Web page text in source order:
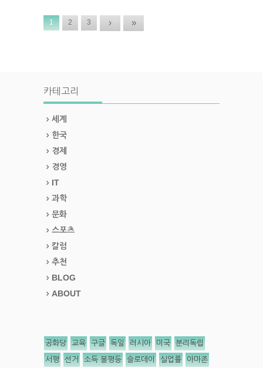
1 2 3 › »
카테고리
세계
한국
경제
경영
IT
과학
문화
스포츠
칼럼
추천
BLOG
ABOUT
공화당 교육 구글 독일 러시아 미국 분리독립
서평 선거 소득 불평등 슬로데이 실업률 아마존